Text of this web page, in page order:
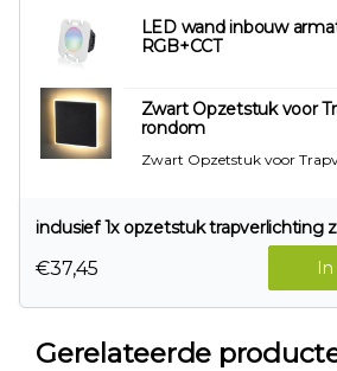
LED wand inbouw
RGB+CCT
Zwart Opzetstuk voor
rondom
Zwart Opzetstuk voor
inclusief 1x opzetstuk trapverlichting
€37,45
Gerelateerde